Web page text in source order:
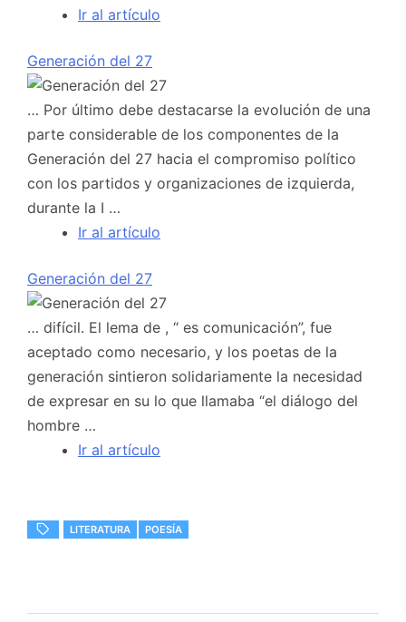
Ir al artículo
Generación del 27
… Por último debe destacarse la evolución de una
parte considerable de los componentes de la
Generación del 27 hacia el compromiso político
con los partidos y organizaciones de izquierda,
durante la I …
Ir al artículo
Generación del 27
… difícil. El lema de , “ es comunicación”, fue
aceptado como necesario, y los poetas de la
generación sintieron solidariamente la necesidad
de expresar en su lo que llamaba “el diálogo del
hombre …
Ir al artículo
LITERATURA POESÍA